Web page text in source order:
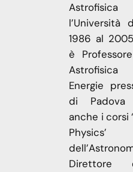
l’Università
1986 al
è
Energie
di
anche i corsi
Direttore